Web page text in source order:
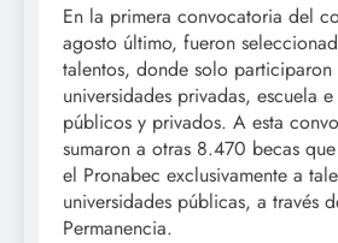
En la primera convocatoria del
agosto último, fueron
talentos, donde solo participaron
universidades privadas, escuela
públicos y privados. A esta
sumaron a otras 8.470 becas
el Pronabec exclusivamente a
universidades públicas, a través
Permanencia.